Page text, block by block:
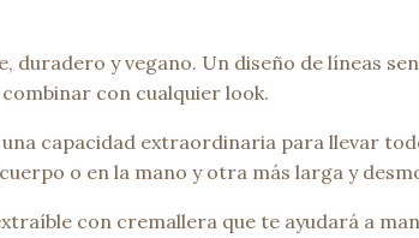
duradero y vegano. Un diseño de líneas
con cualquier look.
capacidad extraordinaria para llevar
o en la mano y otra más larga y
con cremallera que te ayudará a